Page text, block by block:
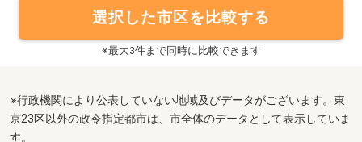
選択した市区を比較する
※最大3件まで同時に比較できます
※行政機関により公表していない地域及びデータがございます。東
京23区以外の政令指定都市は、市全体のデータとして表示していま
す。